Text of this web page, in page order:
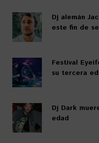
Dj alemán
este fin de
Festival
su tercera
Dj Dark
edad